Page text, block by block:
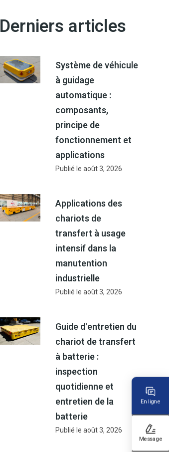
Derniers articles
Système de véhicule
à guidage
automatique :
composants,
principe de
fonctionnement et
applications
Publié leaoût 3, 2026
Applications des
chariots de
transfert à usage
intensif dans la
manutention
industrielle
Publié leaoût 3, 2026
Guide d'entretien du
chariot de transfert
à batterie :
inspection
quotidienne et
entretien de la
batterie
Publié leaoût 3, 2026
En ligne
Message